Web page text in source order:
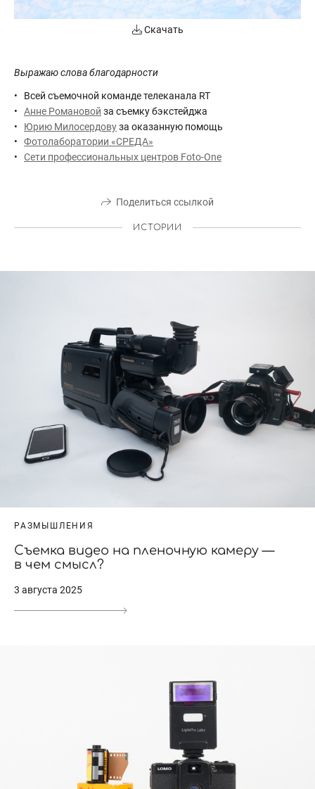
Скачать
Выражаю слова благодарности
Всей съемочной команде телеканала RT
Анне Романовой за съемку бэкстейджа
Юрию Милосердовуза оказанную помощь
Фотолаборатории «СРЕДА»
Сети профессиональных центров Foto-One
Поделиться ссылкой
ИСТОРИИ
РАЗМЫШЛЕНИЯ
Съемка видео на пленочную камеру —
в чем смысл?
3 августа 2025